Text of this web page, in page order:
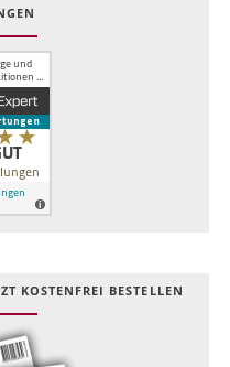
KOSTEN­FREI BESTELLEN